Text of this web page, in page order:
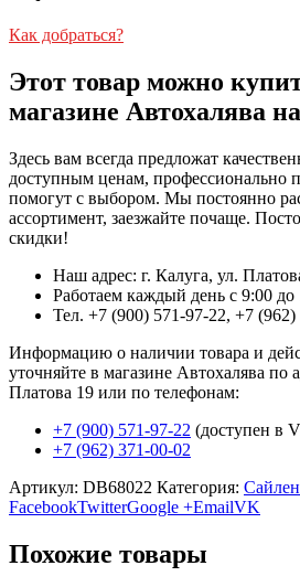
Как добраться?
Этот товар можно
магазине Автохалява
Здесь вам всегда предложат
доступным ценам, профессионально
помогут с выбором. Мы постоянно
ассортимент, заезжайте почаще.
скидки!
Наш адрес: г. Калуга, ул.
Работаем каждый день с 9:00
Тел. +7 (900) 571-97-22, +7 (962)
Информацию о наличии товара и
уточняйте в магазине Автохалява по
Платова 19 или по телефонам:
+7 (900) 571-97-22 (доступен в
+7 (962) 371-00-02
Артикул: DB68022 Категория:
FacebookTwitterGoogle +EmailVK
Похожие товары